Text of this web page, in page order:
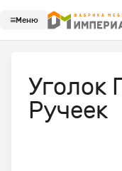
Меню
Уголок
Ручеек